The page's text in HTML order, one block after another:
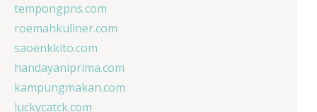
tempongpns.com
roemahkuliner.com
saoenkkito.com
handayaniprima.com
kampungmakan.com
luckycatck.com